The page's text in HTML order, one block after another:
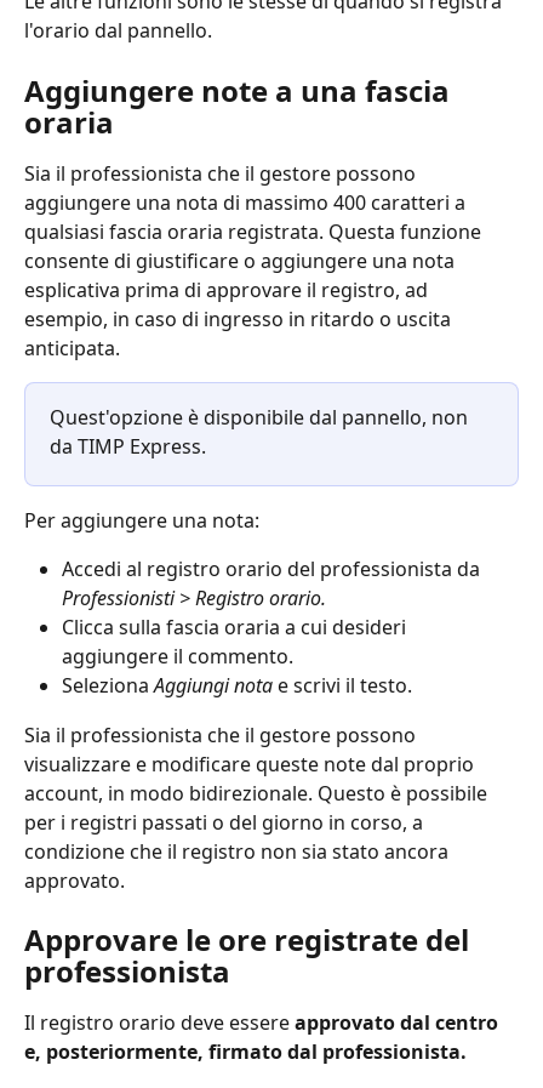
l'orario dal pannello.
Aggiungere note a una fascia
oraria
Sia il professionista che il gestore possono
aggiungere una nota di massimo 400 caratteri a
qualsiasi fascia oraria registrata. Questa funzione
consente di giustificare o aggiungere una nota
esplicativa prima di approvare il registro, ad
esempio, in caso di ingresso in ritardo o uscita
anticipata.
Quest'opzione è disponibile dal pannello, non
da TIMP Express.
Per aggiungere una nota:
Accedi al registro orario del professionista da
Professionisti > Registro orario.
Clicca sulla fascia oraria a cui desideri
aggiungere il commento.
Seleziona Aggiungi nota e scrivi il testo.
Sia il professionista che il gestore possono
visualizzare e modificare queste note dal proprio
account, in modo bidirezionale. Questo è possibile
per i registri passati o del giorno in corso, a
condizione che il registro non sia stato ancora
approvato.
Approvare le ore registrate del
professionista
Il registro orario deve essere approvato dal centro
e, posteriormente, firmato dal professionista.